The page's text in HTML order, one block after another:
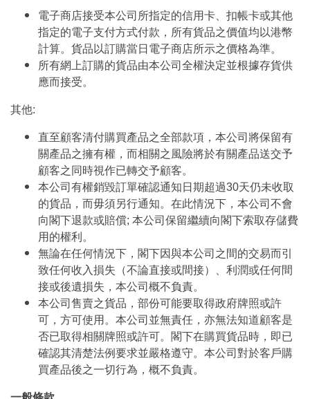
電子商店接受本公司所指定的信用卡、扣帳卡或其他
指定的電子支付方式付款，所有貨品之價值均以港幣
計算。貨品以訂購當日電子商店所示之價格為準。
所有網上訂購的貨品由本公司全權決定並根據存貨供
應而接受。
其他:
直至顧客清付購買產品之全部款項，本公司將保留有
關產品之擁有權，而相關之風險將於有關產品送交予
顧客之同時視作已轉交予顧客。
本公司有權銷毀訂單確認通知日期超過30天仍未收取
的貨品，而毋須另行通知。在此情況下，本公司不會
向閣下退款或賠償; 本公司保留繼續向閣下索取存儲費
用的權利。
無論在任何情況下，閣下因與本公司之間的交易而引
致任何收入損失（不論直接或間接）、利潤或任何間
接或後遺損失，本公司概不負責。
本公司售賣之貨品，部份可能要取得政府牌照或許
可，方可使用。本公司並無責任，亦無法知道顧客是
否已取得相關牌照或許可。閣下在購買貨品時，即已
確認其清楚法例要求並嚴格遵守。本公司對於客戶購
買產品後之一切行為，概不負責。